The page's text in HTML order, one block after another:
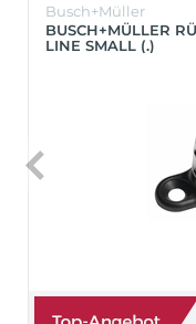
Busch+Müller
BUSCH+MÜLLER
LINE SMALL (.)